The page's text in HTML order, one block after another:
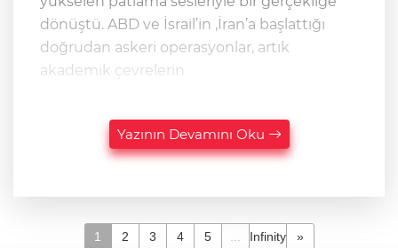
dönüştü. ABD ve İsrail’in ,İran’a başlattığı
doğrudan askeri operasyonlar, artık
akademik çevrelerin
Yazının Devamını Oku
1 2 3 4 5 Infinity »